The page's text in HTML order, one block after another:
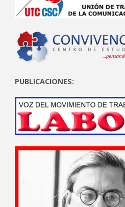
PUBLICACIONES: